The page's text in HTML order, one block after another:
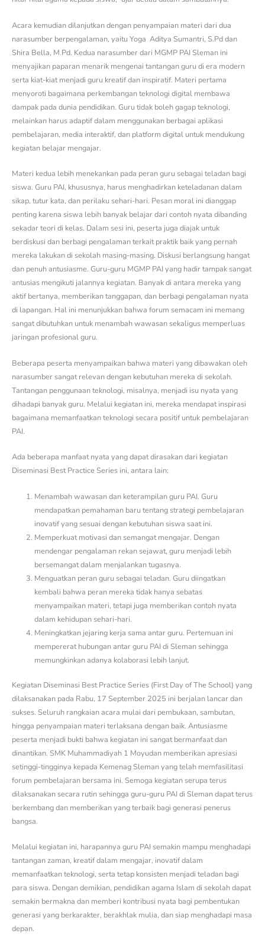
Acara kemudian dilanjutkan dengan penyampaian materi dari dua
narasumber berpengalaman, yaitu Yoga Aditya Sumantri, S.Pd dan
Shira Bella, M.Pd. Kedua narasumber dari MGMP PAI Sleman ini
menyajikan paparan menarik mengenai tantangan guru di era modern
serta kiat-kiat menjadi guru kreatif dan inspiratif. Materi pertama
menyoroti bagaimana perkembangan teknologi digital membawa
dampak pada dunia pendidikan. Guru tidak boleh gagap teknologi,
melainkan harus adaptif dalam menggunakan berbagai aplikasi
pembelajaran, media interaktif, dan platform digital untuk mendukung
kegiatan belajar mengajar.
Materi kedua lebih menekankan pada peran guru sebagai teladan bagi
siswa. Guru PAI, khususnya, harus menghadirkan keteladanan dalam
sikap, tutur kata, dan perilaku sehari-hari. Pesan moral ini dianggap
penting karena siswa lebih banyak belajar dari contoh nyata dibanding
sekadar teori di kelas. Dalam sesi ini, peserta juga diajak untuk
berdiskusi dan berbagi pengalaman terkait praktik baik yang pernah
mereka lakukan di sekolah masing-masing. Diskusi berlangsung hangat
dan penuh antusiasme. Guru-guru MGMP PAI yang hadir tampak sangat
antusias mengikuti jalannya kegiatan. Banyak di antara mereka yang
aktif bertanya, memberikan tanggapan, dan berbagi pengalaman nyata
di lapangan. Hal ini menunjukkan bahwa forum semacam ini memang
sangat dibutuhkan untuk menambah wawasan sekaligus memperluas
jaringan profesional guru.
Beberapa peserta menyampaikan bahwa materi yang dibawakan oleh
narasumber sangat relevan dengan kebutuhan mereka di sekolah.
Tantangan penggunaan teknologi, misalnya, menjadi isu nyata yang
dihadapi banyak guru. Melalui kegiatan ini, mereka mendapat inspirasi
bagaimana memanfaatkan teknologi secara positif untuk pembelajaran
PAI.
Ada beberapa manfaat nyata yang dapat dirasakan dari kegiatan
Diseminasi Best Practice Series ini, antara lain:
Menambah wawasan dan keterampilan guru PAI. Guru
mendapatkan pemahaman baru tentang strategi pembelajaran
inovatif yang sesuai dengan kebutuhan siswa saat ini.
Memperkuat motivasi dan semangat mengajar. Dengan
mendengar pengalaman rekan sejawat, guru menjadi lebih
bersemangat dalam menjalankan tugasnya.
Menguatkan peran guru sebagai teladan. Guru diingatkan
kembali bahwa peran mereka tidak hanya sebatas
menyampaikan materi, tetapi juga memberikan contoh nyata
dalam kehidupan sehari-hari.
Meningkatkan jejaring kerja sama antar guru. Pertemuan ini
mempererat hubungan antar guru PAI di Sleman sehingga
memungkinkan adanya kolaborasi lebih lanjut.
Kegiatan Diseminasi Best Practice Series (First Day of The School) yang
dilaksanakan pada Rabu, 17 September 2025 ini berjalan lancar dan
sukses. Seluruh rangkaian acara mulai dari pembukaan, sambutan,
hingga penyampaian materi terlaksana dengan baik. Antusiasme
peserta menjadi bukti bahwa kegiatan ini sangat bermanfaat dan
dinantikan. SMK Muhammadiyah 1 Moyudan memberikan apresiasi
setinggi-tingginya kepada Kemenag Sleman yang telah memfasilitasi
forum pembelajaran bersama ini. Semoga kegiatan serupa terus
dilaksanakan secara rutin sehingga guru-guru PAI di Sleman dapat terus
berkembang dan memberikan yang terbaik bagi generasi penerus
bangsa.
Melalui kegiatan ini, harapannya guru PAI semakin mampu menghadapi
tantangan zaman, kreatif dalam mengajar, inovatif dalam
memanfaatkan teknologi, serta tetap konsisten menjadi teladan bagi
para siswa. Dengan demikian, pendidikan agama Islam di sekolah dapat
semakin bermakna dan memberi kontribusi nyata bagi pembentukan
generasi yang berkarakter, berakhlak mulia, dan siap menghadapi masa
depan.